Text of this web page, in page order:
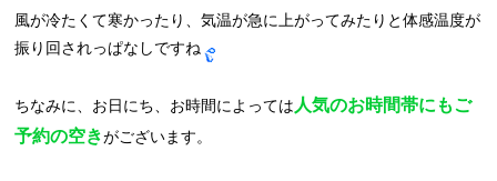
風が冷たくて寒かったり、気温が急に上がってみたりと体感温度が
振り回されっぱなしですね
ちなみに、お日にち、お時間によっては 人気のお時間帯にもご
予約の空きがございます。